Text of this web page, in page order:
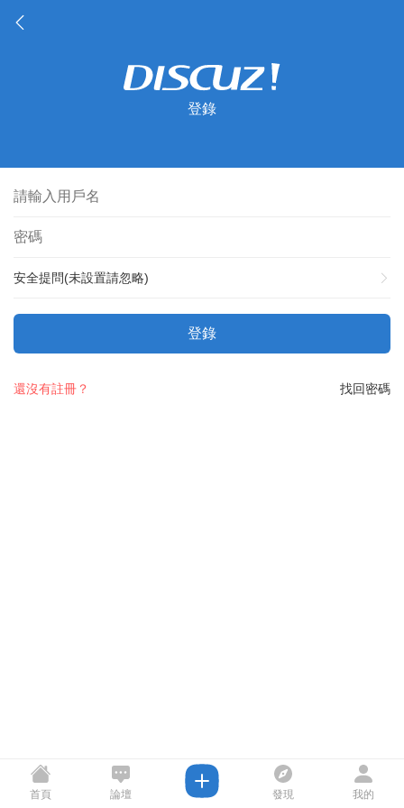
登錄
安全提問(未設置請忽略)
登錄
找回密碼
還沒有註冊？
首頁 論壇 發現 我的